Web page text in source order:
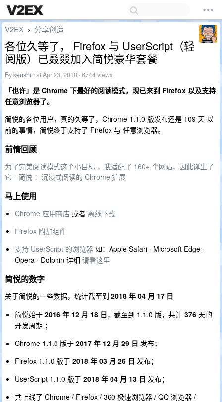
V2EX › 分享创造
各位久等了， Firefox 与 UserScript（轻
阅版）已叒叕加入简悦豪华套餐
Bykenshin at Apr 23, 2018 · 6744 views
「也许」是 Chrome 下最好的阅读模式，现已来到 Firefox 以及支持
任意浏览器了。
简悦的各位用户，真的久等了，Chrome 1.1.0 版发布还是 109 天 以
前的事情，简悦终于支持了 Firefox 与 任意浏览器。
前情回顾
为了完美阅读模式这个小目标 ，我适配了 160+ 个网站，因此诞生了
它 - 简悦 ：沉浸式阅读的 Chrome 扩展
马上使用
Chrome 应用商店 或者 离线下载
Firefox 附加组件
支持 UserScript 的浏览器 如：Apple Safari · Microsoft Edge ·
Opera · Dolphin 详细 请看这里
简悦的数字
关于简悦的一些数据，统计截至到 2018 年 04 月 17 日
简悦始于 2016 年 12 月 18 日，截至到 1.1.0 版，共计 376 天的
开发周期 ；
Chrome 1.1.0 版于 2017 年 12 月 29 日 发布；
Firefox 1.1.0 版于 2018 年 03 月 26 日 发布；
UserScript 1.1.0 版于 2018 年 04 月 13 日 发布；
共上线了 Chrome / Firefox / 360 极速浏览器 / QQ 浏览器 /